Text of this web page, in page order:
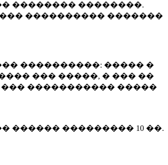
�������� ��������.
���������� �������
����������: ����� �
��� �����, � ��� ��
��� ����������� �����
������ ��������� 10 ��.